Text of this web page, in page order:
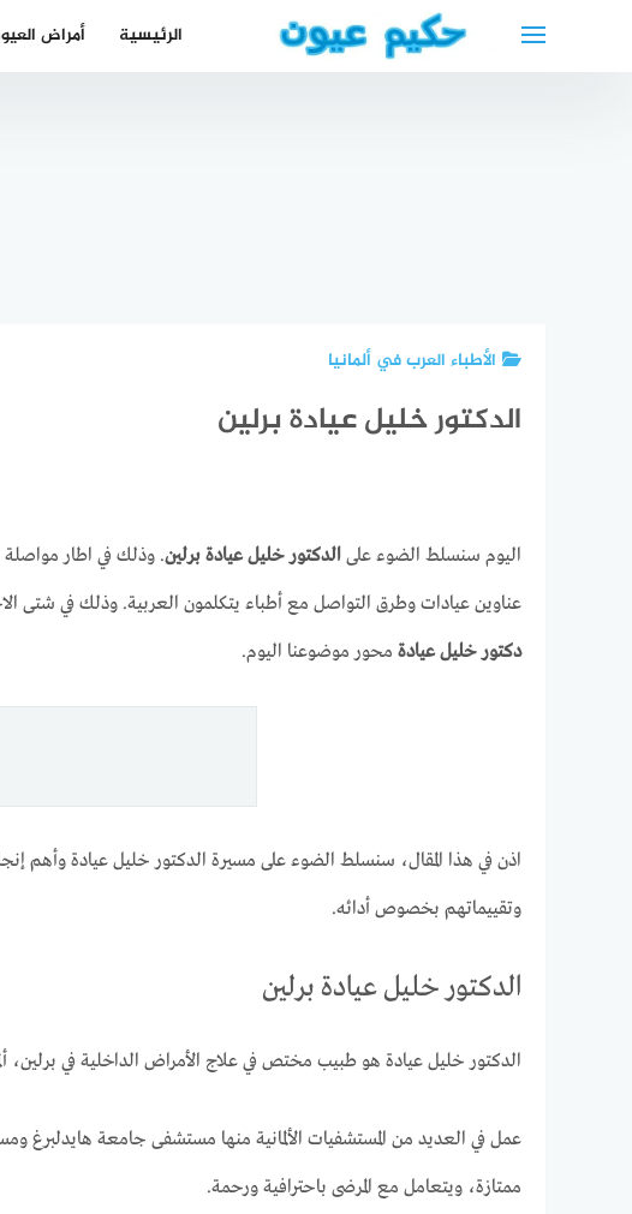
الرئيسية أمراض
الأطباء العرب في ألمانيا
الدكتور خليل عيادة برلين
اليوم سنسلط الضوء على الدكتور خليل عيادة برلين. وذلك في اطار
عناوين عيادات وطرق التواصل مع أطباء يتكلمون العربية. وذلك في
دكتور خليل عيادة محور موضوعنا اليوم.
اذن في هذا المقال، سنسلط الضوء على مسيرة الدكتور خليل عيادة وأهم
وتقييماتهم بخصوص أدائه.
الدكتور خليل عيادة برلين
الدكتور خليل عيادة هو طبيب مختص في علاج الأمراض الداخلية في برلين، ألمانيا. حصل على
عمل في العديد من المستشفيات الألمانية منها مستشفى جامعة هايدلبرغ
ممتازة، ويتعامل مع المرضى باحترافية ورحمة.